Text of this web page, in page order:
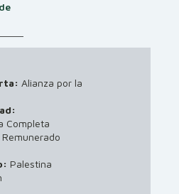
Alianza por la
Completa
Remunerado
Palestina